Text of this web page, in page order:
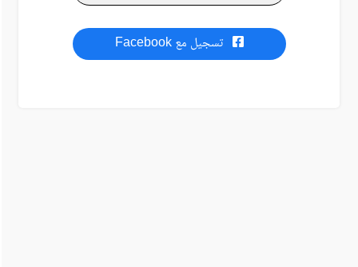
تسجيل مع Facebook